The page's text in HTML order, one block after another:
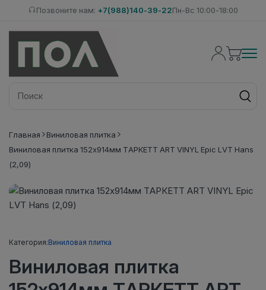
Позвоните нам: +7(988)140-39-22Пн-Вс 10:00-18:00
Главная
Виниловая плитка
Виниловая плитка 152x914мм ТАРКЕТТ ART VINYL Epic LVT Hans
(2,09)
Категория:Виниловая плитка
Виниловая плитка